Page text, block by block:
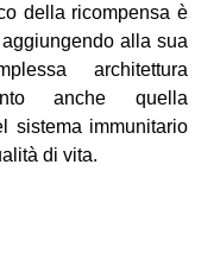
della ricompensa è
alla sua
architettura
anche quella
sistema immunitario
di vita.